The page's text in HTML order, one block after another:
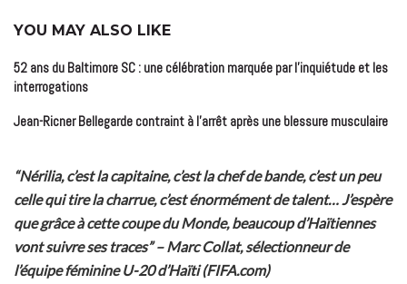
YOU MAY ALSO LIKE
52 ans du Baltimore SC : une célébration marquée par l’inquiétude et les
interrogations
Jean-Ricner Bellegarde contraint à l’arrêt après une blessure musculaire
“Nérilia, c’est la capitaine, c’est la chef de bande, c’est un peu
celle qui tire la charrue, c’est énormément de talent… J’espère
que grâce à cette coupe du Monde, beaucoup d’Haïtiennes
vont suivre ses traces” – Marc Collat, sélectionneur de
l’équipe féminine U-20 d’Haïti (FIFA.com)